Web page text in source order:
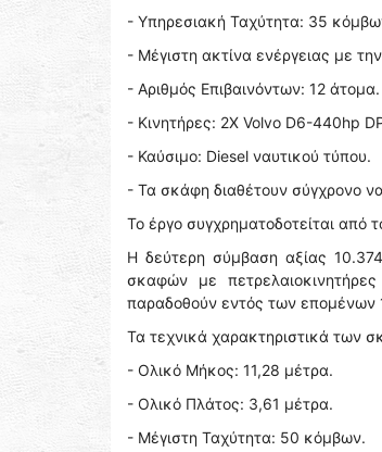
- Υπηρεσιακή Ταχύτητα: 35
- Μέγιστη ακτίνα ενέργειας με
- Αριθμός Επιβαινόντων: 12 άτομα.
- Κινητήρες: 2X Volvo D6-440hp
- Καύσιμο: Diesel ναυτικού τύπου.
- Τα σκάφη διαθέτουν σύγχρονο
Το έργο συγχρηματοδοτείται από
Η δεύτερη σύμβαση αξίας
σκαφών με
παραδοθούν εντός των επομένων
Τα τεχνικά χαρακτηριστικά των
- Ολικό Μήκος: 11,28 μέτρα.
- Ολικό Πλάτος: 3,61 μέτρα.
- Μέγιστη Ταχύτητα: 50 κόμβων.